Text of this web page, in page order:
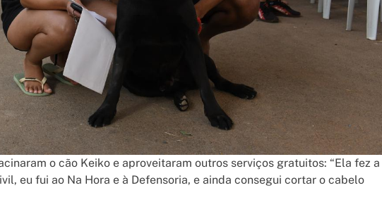
o cão Keiko e aproveitaram outros serviços gratuitos: “Ela fez a
eu fui ao Na Hora e à Defensoria, e ainda consegui cortar o cabelo